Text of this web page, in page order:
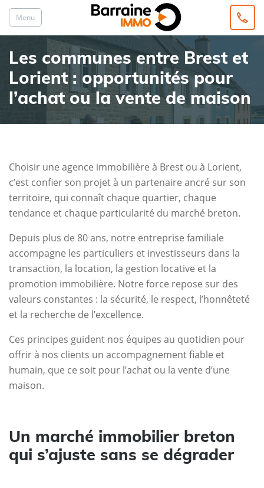
Menu
Les communes entre Brest et
Lorient : opportunités pour
l’achat ou la vente de maison
Choisir une agence immobilière à Brest ou à Lorient,
c’est confier son projet à un partenaire ancré sur son
territoire, qui connaît chaque quartier, chaque
tendance et chaque particularité du marché breton.
Depuis plus de 80 ans, notre entreprise familiale
accompagne les particuliers et investisseurs dans la
transaction, la location, la gestion locative et la
promotion immobilière. Notre force repose sur des
valeurs constantes : la sécurité, le respect, l’honnêteté
et la recherche de l’excellence.
Ces principes guident nos équipes au quotidien pour
offrir à nos clients un accompagnement fiable et
humain, que ce soit pour l’achat ou la vente d’une
maison.
Un marché immobilier breton
qui s’ajuste sans se dégrader